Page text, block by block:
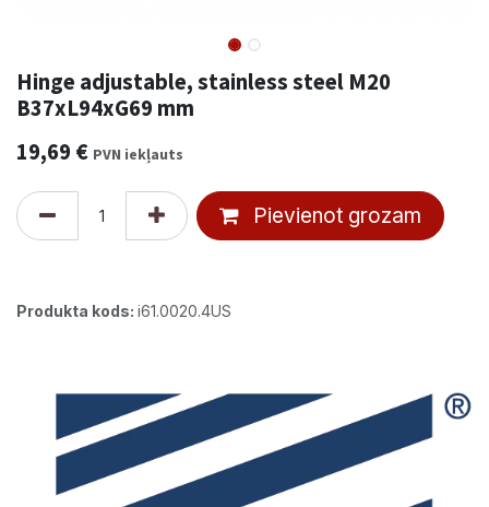
Hinge adjustable, stainless steel M20
B37xL94xG69 mm
19,69 € PVN iekļauts
Pievienot grozam
Produkta kods: i61.0020.4US